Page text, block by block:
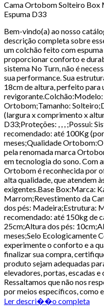
Cama Ortobom Solteiro Box
Espuma D33
Bem-vindo(a) ao nosso
descrição completa sobre
um colchão feito com
proporcionar conforto e
sistema No Turn, não é
sua performance. Sua
18cm de altura, perfeito para
Ortobom;Tamanho:
(largura x comprimento x
D33;Proteções: , , , ;Possui:
recomendado: até 100Kg
meses;Qualidade
pela renomada marca
em tecnologia do sono. Com
Ortobom é reconhecida por
alta qualidade, que atendem
exigentes.Base Box:Marca:
Marrom;Revestimento da
dos pés: Madeira;Estrutura:
recomendado: até 150kg de
25cm;Altura dos pés:
meses;Selo Ecologicamente
experimente o conforto e a
finalizar sua compra,
produto sejam adequadas
elevadores, portas, escadas
Ressaltamos que não nos
por meios específicos, como
Ler descri��o completa